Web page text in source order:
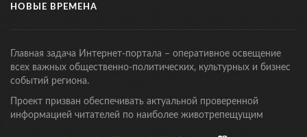
НОВЫЕ ВРЕМЕНА
Главная задача Интернет-портала – оперативное освещение
всех важных общественно-политических, культурных и бизнес
событий региона.
Проект призван обеспечивать актуальной проверенной
информацией читателей по наиболее животрепещущим